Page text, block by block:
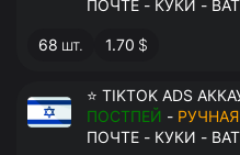
ПОЧТЕ - КУКИ -
68 шт. 1.70 $
⭐ TIKTOK ADS
ПОСТПЕЙ -
ПОЧТЕ - КУКИ -